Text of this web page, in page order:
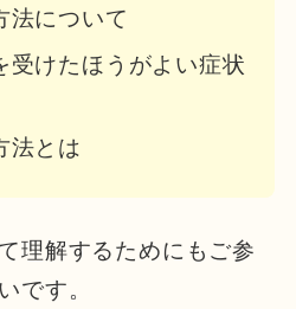
法について
受けたほうがよい症状
法とは
理解するためにもご参
です。